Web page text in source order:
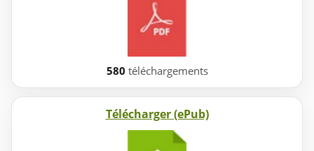
580 téléchargements
Télécharger (ePub)